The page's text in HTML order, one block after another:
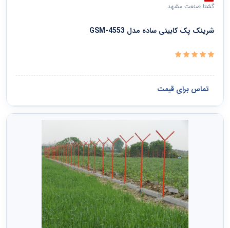
گشتا صنعت مشهد
شرینک پک کابینی ساده مدل GSM-4553
تماس برای قیمت